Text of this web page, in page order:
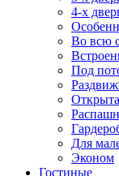
4-х
Во всю
Под
Для
Эконом
Гостиные